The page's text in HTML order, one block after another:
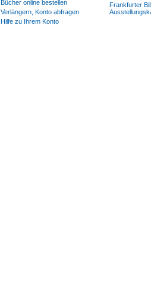
Bücher online bestellen
Verlängern, Konto abfragen
Hilfe zu Ihrem Konto
Frankfurter